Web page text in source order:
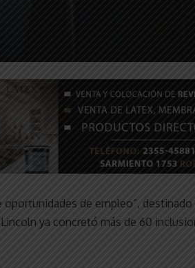
de empleo”,
ya concretó más de 60